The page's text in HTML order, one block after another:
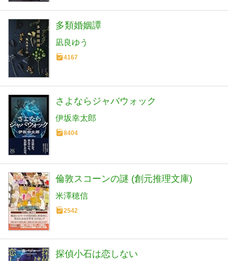
多類婚姻譚
凪良ゆう
4167
さよならジャバウォック
伊坂幸太郎
8404
倫敦スコーンの謎 (創元推理文庫)
米澤穂信
2542
探偵小石は恋しない